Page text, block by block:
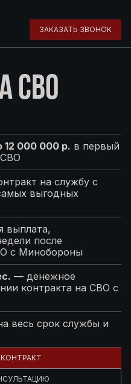
ЗАКАЗАТЬ ЗВОНОК
СВО
12 000 000 р. в первый
на службу с
выгодных
выплата,
после
с Минобороны
— денежное
контракта на СВО с
весь срок службы и